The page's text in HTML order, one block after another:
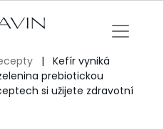
|
Kefír vyniká
prebiotickou
si užijete zdravotní